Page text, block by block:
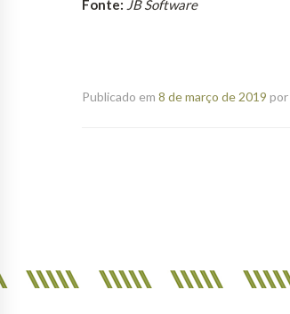
Fonte: JB Software
Publicado em 8 de março de 2019 por